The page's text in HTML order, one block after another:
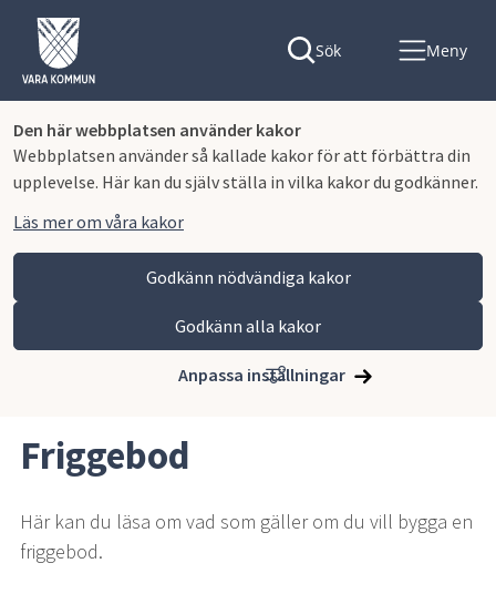
Den här webbplatsen använder kakor
Webbplatsen använder så kallade kakor för att förbättra din
upplevelse. Här kan du själv ställa in vilka kakor du godkänner.
Läs mer om våra kakor
Godkänn nödvändiga kakor
Godkänn alla kakor
Anpassa inställningar
Sök Meny
Vara kommun
Bygga, miljö och infrastruktur
Bygga nytt, ändra eller riva
Vad ska du bygga?
Friggebod
Här kan du läsa om vad som gäller om du vill bygga en
friggebod.